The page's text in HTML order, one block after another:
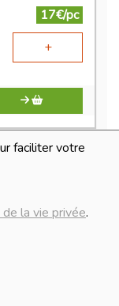
faciliter votre
la vie privée.
17€/pc
+